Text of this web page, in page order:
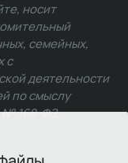
носит
семейных,
с
деятельности
по смыслу
№ 168-ФЗ.